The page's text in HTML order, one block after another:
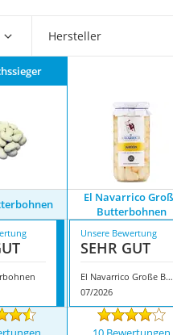
Trüffelöl
Erythrit
Müsli ohne
Hersteller
El Navarrico
Butterbohnen
Unsere Bewertung
SEHR GUT
El Navarrico Große Butterbohnen
07/2026